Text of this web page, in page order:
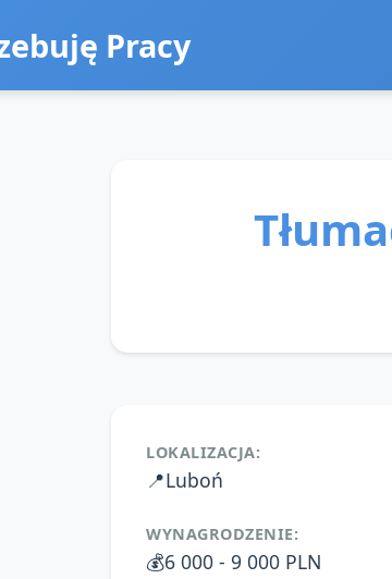
Pracy
LOKALIZACJA:
📍Luboń
WYNAGRODZENIE:
💰6 000 - 9 000 PLN